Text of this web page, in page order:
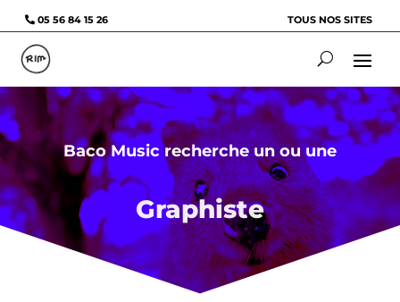
05 56 84 15 26 TOUS NOS SITES
Baco Music recherche un ou une
Graphiste